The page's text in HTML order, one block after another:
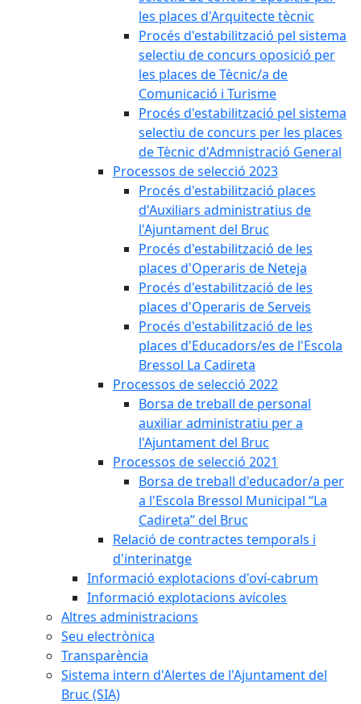
les places d'Arquitecte tècnic
Procés d'estabilització pel sistema
selectiu de concurs oposició per
les places de Tècnic/a de
Comunicació i Turisme
Procés d'estabilització pel sistema
selectiu de concurs per les places
de Tècnic d'Admnistració General
Processos de selecció 2023
Procés d'estabilització places
d'Auxiliars administratius de
l'Ajuntament del Bruc
Procés d'estabilització de les
places d'Operaris de Neteja
Procés d'estabilització de les
places d'Operaris de Serveis
Procés d'estabilització de les
places d'Educadors/es de l'Escola
Bressol La Cadireta
Processos de selecció 2022
Borsa de treball de personal
auxiliar administratiu per a
l'Ajuntament del Bruc
Processos de selecció 2021
Borsa de treball d'educador/a per
a l'Escola Bressol Municipal “La
Cadireta” del Bruc
Relació de contractes temporals i
d'interinatge
Informació explotacions d'oví-cabrum
Informació explotacions avícoles
Altres administracions
Seu electrònica
Transparència
Sistema intern d'Alertes de l'Ajuntament del
Bruc (SIA)